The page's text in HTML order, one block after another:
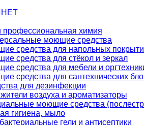
профессиональная химия
моющие средства
средства для напольных
средства для стёкол и зеркал
средства для мебели и
средства для сантехнических
для дезинфекции
воздуха и ароматизаторы
моющие средства
гигиена, мыло
гели и антисептики